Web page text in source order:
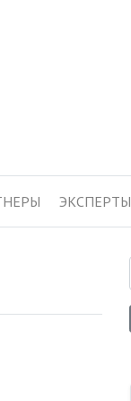
ЭКСПЕРТЫ